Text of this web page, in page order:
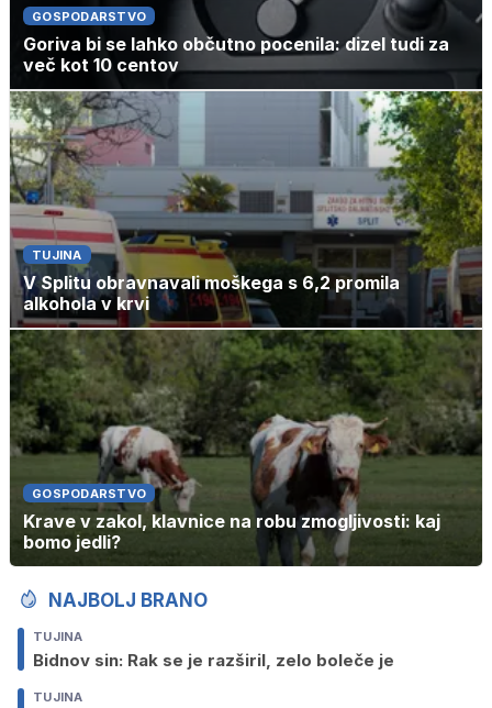
GOSPODARSTVO
Goriva bi se lahko občutno pocenila: dizel tudi za
več kot 10 centov
TUJINA
V Splitu obravnavali moškega s 6,2 promila
alkohola v krvi
GOSPODARSTVO
Krave v zakol, klavnice na robu zmogljivosti: kaj
bomo jedli?
NAJBOLJ BRANO
TUJINA
Bidnov sin: Rak se je razširil, zelo boleče je
TUJINA